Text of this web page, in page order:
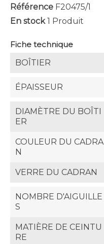
Référence F20475/1
En stock 1 Produit
Fiche technique
BOÎTIER
ÉPAISSEUR
DIAMÈTRE DU BOÎTI
ER
COULEUR DU CADRA
N
VERRE DU CADRAN
NOMBRE D'AIGUILLE
S
MATIÈRE DE CEINTU
RE